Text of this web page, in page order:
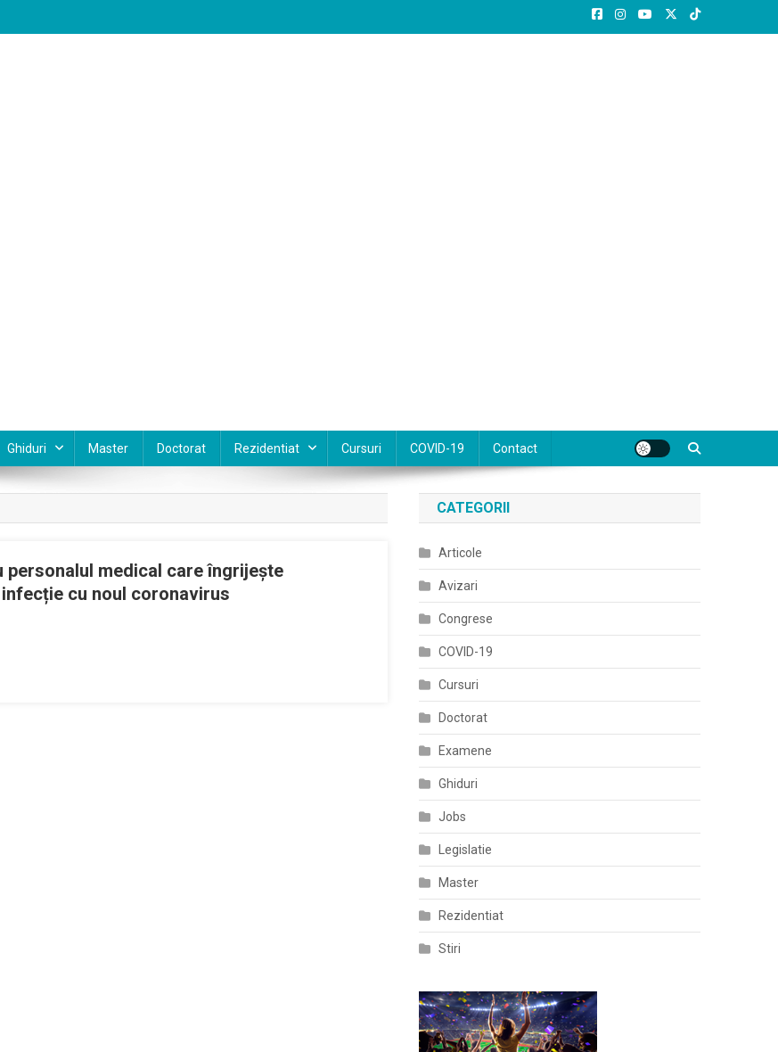
Ghiduri Master Doctorat Rezidentiat Cursuri COVID-19 Contact
personalul medical care îngrijește
cu noul coronavirus
CATEGORII
Articole
Avizari
Congrese
COVID-19
Cursuri
Doctorat
Examene
Ghiduri
Jobs
Legislatie
Master
Rezidentiat
Stiri